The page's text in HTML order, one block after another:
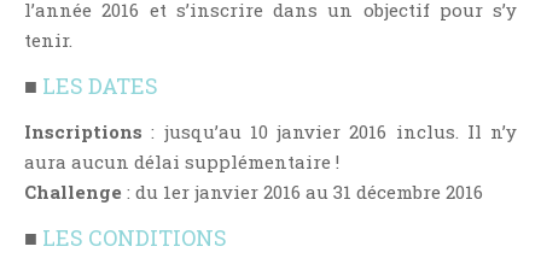
Aventure
Bande Dessinée
Bibliothèque De A À Z
Biographie Et Autobiographie
l’année 2016 et s’inscrire dans un objectif pour s’y
tenir.
■ LES DATES
Inscriptions : jusqu’au 10 janvier 2016 inclus. Il n’y
aura aucun délai supplémentaire !
Challenge : du 1er janvier 2016 au 31 décembre 2016
■ LES CONDITIONS